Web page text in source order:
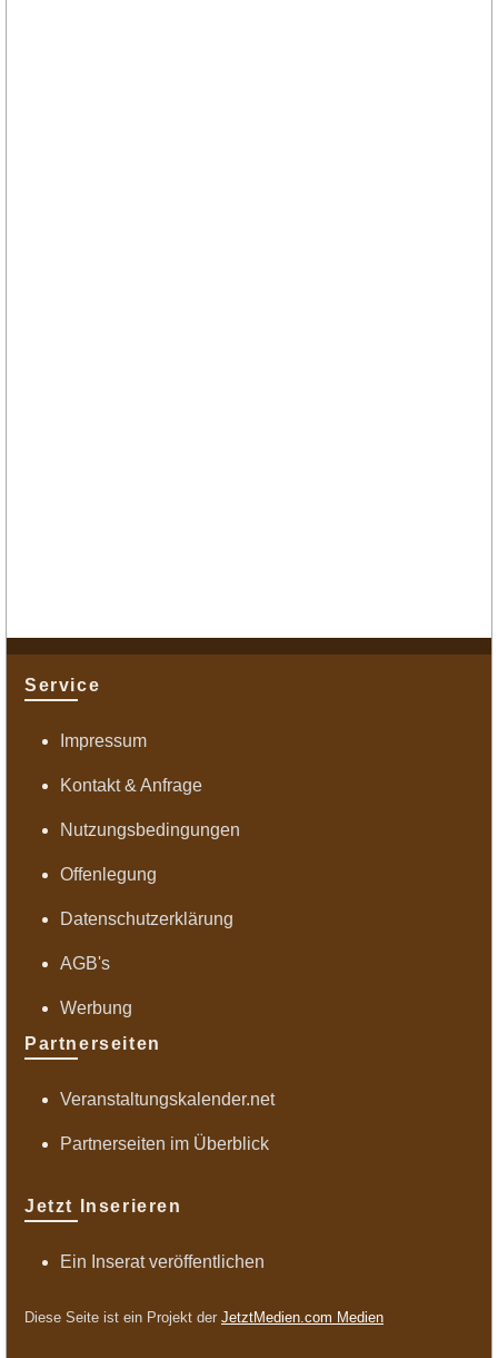
Service
Impressum
Kontakt & Anfrage
Nutzungsbedingungen
Offenlegung
Datenschutzerklärung
AGB's
Werbung
Partnerseiten
Veranstaltungskalender.net
Partnerseiten im Überblick
Jetzt Inserieren
Ein Inserat veröffentlichen
Diese Seite ist ein Projekt der JetztMedien.com Medien